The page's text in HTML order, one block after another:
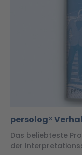
persolog®
Das beliebteste
der